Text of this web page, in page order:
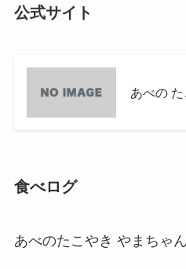
公式サイト
あべの
食べログ
あべのたこやき やまちゃ